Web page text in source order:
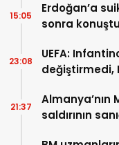
tartışması
Erdoğan’a
sonra
15:05
UEFA:
değiştirmedi,
23:08
Almanya’nın
saldırının
21:37